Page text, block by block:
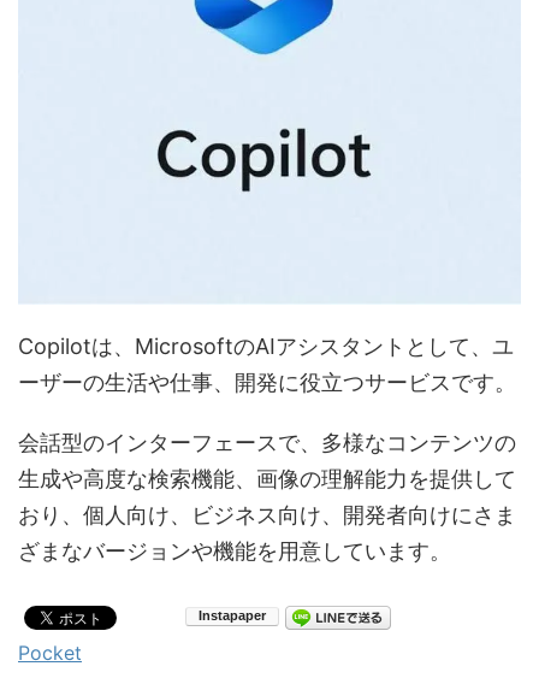
Copilotは、MicrosoftのAIアシスタントとして、ユ
ーザーの生活や仕事、開発に役立つサービスです。
会話型のインターフェースで、多様なコンテンツの
生成や高度な検索機能、画像の理解能力を提供して
おり、個人向け、ビジネス向け、開発者向けにさま
ざまなバージョンや機能を用意しています。
Pocket